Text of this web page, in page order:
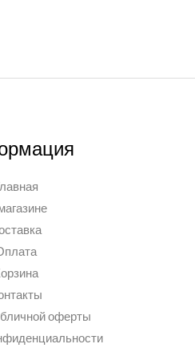
оферты